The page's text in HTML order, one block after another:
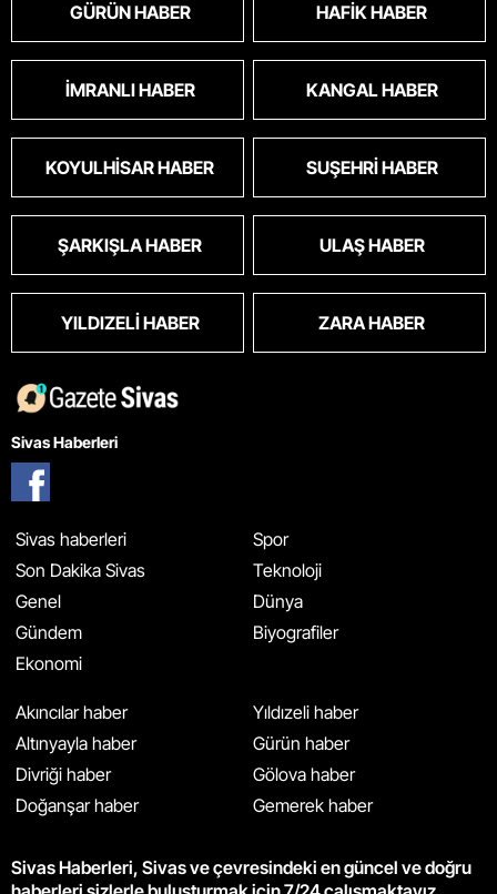
GÜRÜN HABER HAFIK HABER
İMRANLI HABER KANGAL HABER
KOYULHISAR HABER SUŞEHRI HABER
ŞARKIŞLA HABER ULAŞ HABER
YILDIZELI HABER ZARA HABER
Sivas Haberleri
Sivas haberleri
Son Dakika Sivas
Genel
Gündem
Ekonomi
Spor
Teknoloji
Dünya
Biyografiler
Akıncılar haber
Altınyayla haber
Divriği haber
Doğanşar haber
Yıldızeli haber
Gürün haber
Gölova haber
Gemerek haber
Sivas Haberleri, Sivas ve çevresindeki en güncel ve doğru